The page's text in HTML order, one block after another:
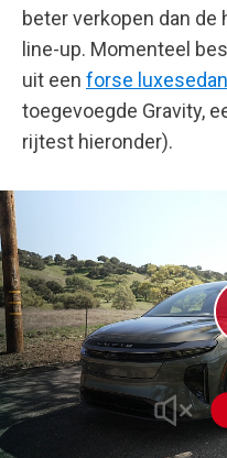
beter verkopen dan de
line-up. Momenteel
uit een forse
toegevoegde Gravity,
rijtest hieronder).